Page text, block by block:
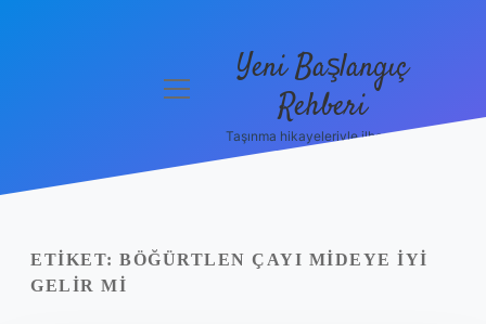
Politikası
Yasal Uyarı
menüyü
Yeni Başlangıç
Rehberi
Taşınma hikayeleriyle ilham bul!
ETIKET: BÖĞÜRTLEN ÇAYI MIDEYE IYI
GELIR MI